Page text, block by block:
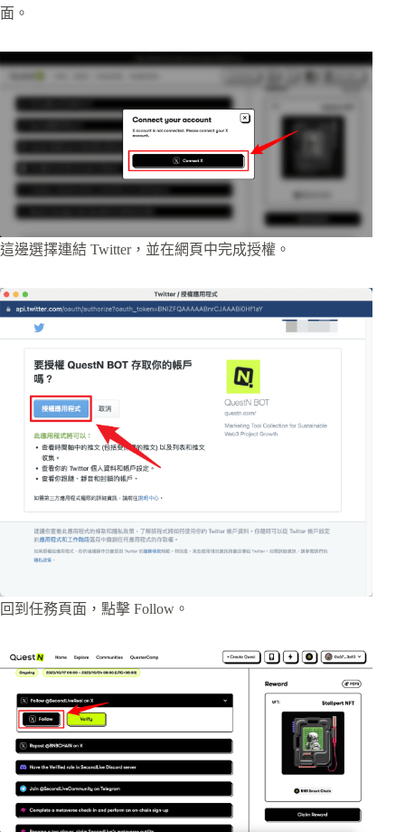
面。
這邊選擇連結 Twitter，並在網頁中完成授權。
回到任務頁面，點擊 Follow。